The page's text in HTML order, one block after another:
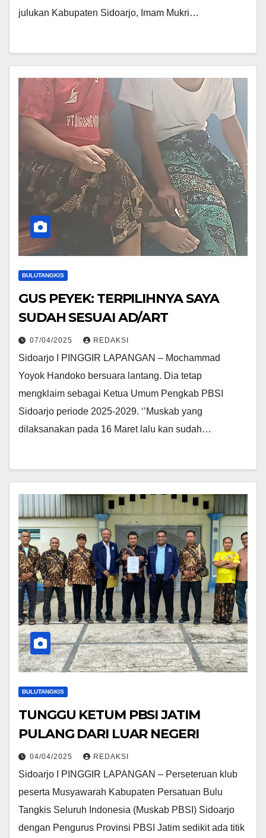
julukan Kabupaten Sidoarjo, Imam Mukri…
BULUTANGKIS
GUS PEYEK: TERPILIHNYA SAYA
SUDAH SESUAI AD/ART
07/04/2025 REDAKSI
Sidoarjo I PINGGIR LAPANGAN – Mochammad
Yoyok Handoko bersuara lantang. Dia tetap
mengklaim sebagai Ketua Umum Pengkab PBSI
Sidoarjo periode 2025-2029. ‘’Muskab yang
dilaksanakan pada 16 Maret lalu kan sudah…
BULUTANGKIS
TUNGGU KETUM PBSI JATIM
PULANG DARI LUAR NEGERI
04/04/2025 REDAKSI
Sidoarjo I PINGGIR LAPANGAN – Perseteruan klub
peserta Musyawarah Kabupaten Persatuan Bulu
Tangkis Seluruh Indonesia (Muskab PBSI) Sidoarjo
dengan Pengurus Provinsi PBSI Jatim sedikit ada titik